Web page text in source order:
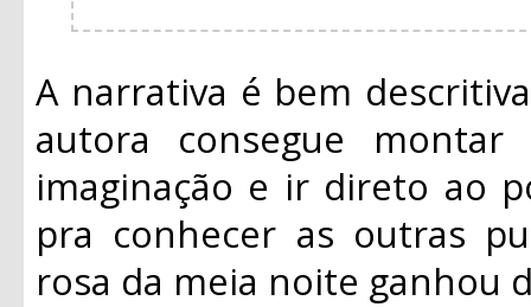
A narrativa é bem
autora consegue
imaginação e ir direto ao
pra conhecer as outras
rosa da meia noite ganhou